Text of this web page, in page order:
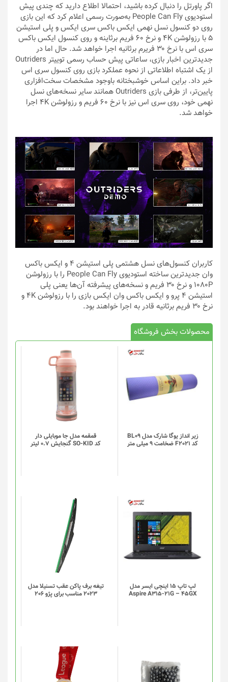
اگر پاورتل را دنبال کرده باشید، احتمالا اطلاع دارید که چندی پیش
استودیوی People Can Fly به‌صورت رسمی اعلام کرد که این بازی
روی دو کنسول نسل نهمی ایکس باکس سری ایکس و پلی استیشن
5 با رزولوشن 4K و نرخ ۶۰ فریم برثاینه و روی کنسول ایکس باکس
سری اس با نرخ ۳۰ فریرم برثانیه اجرا خواهد شد. حال اما در
جدیدترین اخبار بازی، ساعاتی پیش حساب رسمی توییتر Outriders
از یک اشتباه اطلاعاتی از نحوه عملکرد بازی روی کنسول سری اس
خبر داد. براین اساس خوشبختانه باوجود مشخصات سخت‌افزاری
پایین‌تر، از طرفی بازی Outriders همانند سایر نسخه‌های نسل
نهمی خود، روی سری اس نیز با نرخ ۶۰ فریم و رزولوشن 4K اجرا
خواهد شد.
کاربران کنسول‌های نسل هشتمی پلی استیشن 4 و ایکس باکس
وان جدیدترین ساخته استودیوی People Can Fly را با رزولوشن
۱۰۸۰P و نرخ ۳۰ فریم و نسخه‌های پیشرفته آن‌ها یعنی پلی
استیشن 4 پرو و ایکس باکس وان ایکس بازی را با رزولوشن 4K و
نرخ ۳۰ فریم برثانیه قادر به اجرا خواهند بود.
محصولات بخش فروشگاه
زیر انداز یوگا شارک مدل BL09
کد F2021 ضخامت 9 میلی متر
قمقمه مدل جا موبایلی دار
کد SO-KID گنجایش 0.7 لیتر
این
محصول
دارای
انواع
مختلفی
می
باشد.
گزینه
ها
لپ تاپ 15 اینچی ایسر مدل
Aspire A315-21G – 45GX
تیغه برف پاکن عقب تسنیلا مدل
2023 مناسب برای پژو 206
این
محصول
این
محصول